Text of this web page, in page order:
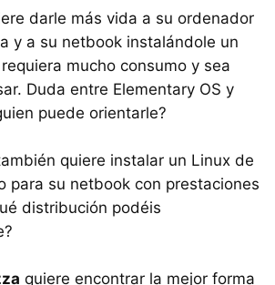
darle más vida a su ordenador
y a su netbook instalándole un
mucho consumo y sea
Duda entre Elementary OS y
puede orientarle?
quiere instalar un Linux de
para su netbook con prestaciones
distribución podéis
quiere encontrar la mejor forma